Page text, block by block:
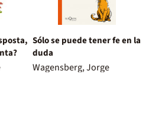
Sólo se puede tener fe en la
duda
Wagensberg, Jorge